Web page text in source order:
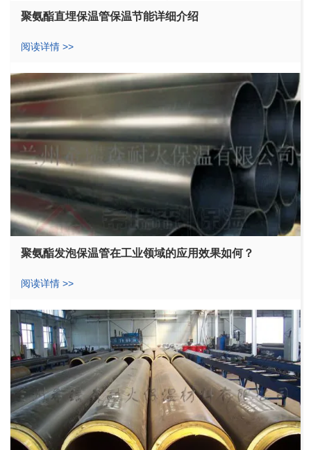
聚氨酯直埋保温管保温节能详细介绍
阅读详情 >>
聚氨酯发泡保温管在工业领域的应用效果如何？
阅读详情 >>